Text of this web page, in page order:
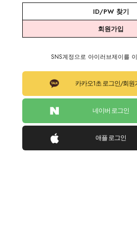
ID/PW 찾기
회원가입
SNS계정으로 아이러브제이를
카카오1초 로그인/회원
네이버 로그인
애플 로그인